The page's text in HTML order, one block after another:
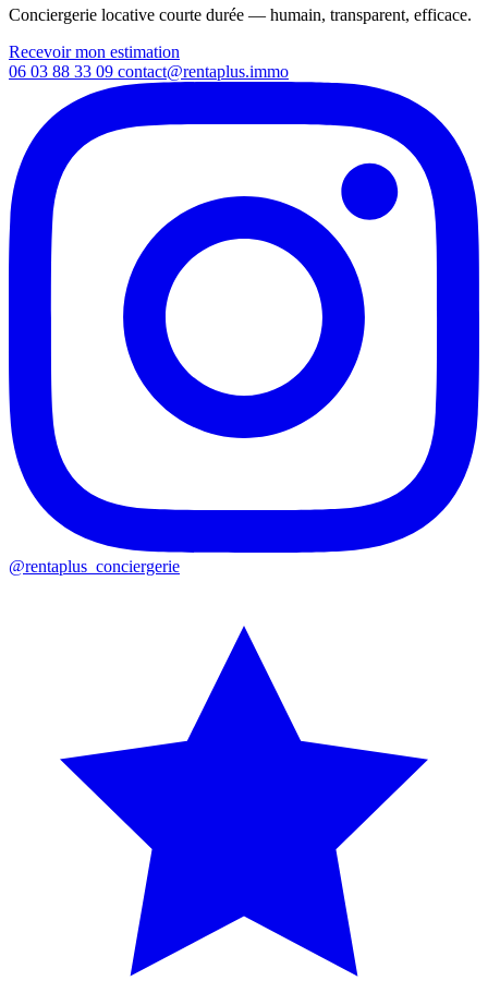
Conciergerie locative courte durée — humain, transparent, efficace.
Recevoir mon estimation
06 03 88 33 09 contact@rentaplus.immo
@rentaplus_conciergerie